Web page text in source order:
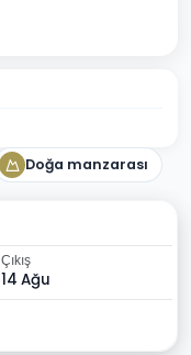
Doğa manzarası
Çıkış
14 Ağu